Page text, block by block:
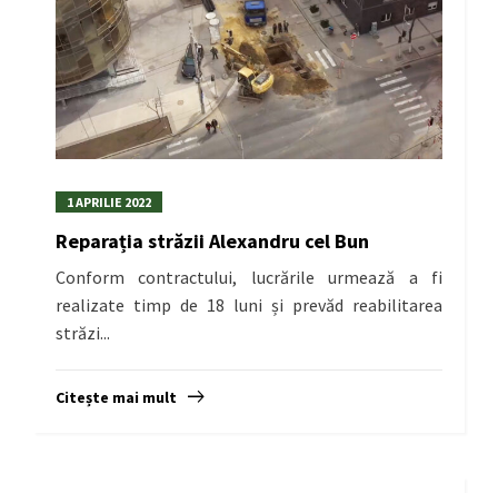
1 APRILIE 2022
Reparația străzii Alexandru cel Bun
Conform contractului, lucrările urmează a fi
realizate timp de 18 luni și prevăd reabilitarea
străzi...
Citește mai mult